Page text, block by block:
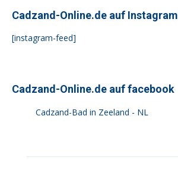
Cadzand-Online.de auf Instagram
[instagram-feed]
Cadzand-Online.de auf facebook
Cadzand-Bad in Zeeland - NL